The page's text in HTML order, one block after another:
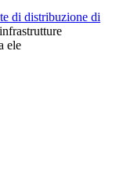
di distribuzione di
ele